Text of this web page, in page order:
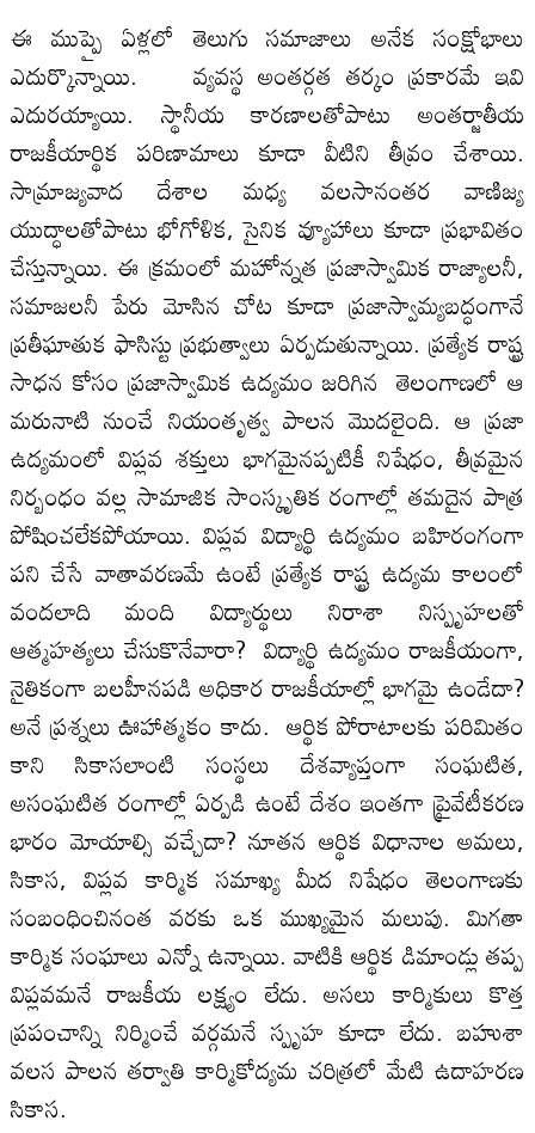
ఈ ముప్పై ఏళ్లలో తెలుగు సమాజాలు అనేక సంక్షోభాలు
ఎదుర్కొన్నాయి. వ్యవస్థ అంతర్గత తర్కం ప్రకారమే ఇవి
ఎదురయ్యాయి. స్థానీయ కారణాలతోపాటు అంతర్జాతీయ
రాజకీయార్థిక పరిణామాలు కూడా వీటిని తీవ్రం చేశాయి.
సామ్రాజ్యవాద దేశాల మధ్య వలసానంతర వాణిజ్య
యుద్ధాలతోపాటు భోగోళిక, సైనిక వ్యూహాలు కూడా ప్రభావితం
చేస్తున్నాయి. ఈ క్రమంలో మహోన్నత ప్రజాస్వామిక రాజ్యాలనీ,
సమాజలనీ పేరు మోసిన చోట కూడా ప్రజాస్వామ్యబద్ధంగానే
ప్రతీఘాతుక ఫాసిస్టు ప్రభుత్వాలు ఏర్పడుతున్నాయి. ప్రత్యేక రాష్ట్ర
సాధన కోసం ప్రజాస్వామిక ఉద్యమం జరిగిన తెలంగాణలో ఆ
మరునాటి నుంచే నియంతృత్వ పాలన మొదలైంది. ఆ ప్రజా
ఉద్యమంలో విప్లవ శక్తులు భాగమైనప్పటికీ నిషేధం, తీవ్రమైన
నిర్బంధం వల్ల సామాజిక సాంస్కృతిక రంగాల్లో తమదైన పాత్ర
పోషించలేకపోయాయి. విప్లవ విద్యార్థి ఉద్యమం బహిరంగంగా
పని చేసే వాతావరణమే ఉంటే ప్రత్యేక రాష్ట్ర ఉద్యమ కాలంలో
వందలాది మంది విద్యార్థులు నిరాశా నిస్పృహలతో
ఆత్మహత్యలు చేసుకొనేవారా? విద్యార్థి ఉద్యమం రాజకీయంగా,
నైతికంగా బలహీనపడి అధికార రాజకీయాల్లో భాగమై ఉండేదా?
అనే ప్రశ్నలు ఊహాత్మకం కాదు. ఆర్థిక పోరాటాలకు పరిమితం
కాని సికాసలాంటి సంస్థలు దేశవ్యాప్తంగా సంఘటిత,
అసంఘటిత రంగాల్లో ఏర్పడి ఉంటే దేశం ఇంతగా ప్రైవేటీకరణ
భారం మోయాల్సి వచ్చేదా? నూతన ఆర్థిక విధానాల అమలు,
సికాస, విప్లవ కార్మిక సమాఖ్య మీద నిషేధం తెలంగాణకు
సంబంధించినంత వరకు ఒక ముఖ్యమైన మలుపు. మిగతా
కార్మిక సంఘాలు ఎన్నో ఉన్నాయి. వాటికి ఆర్థిక డిమాండ్లు తప్ప
విప్లవమనే రాజకీయ లక్ష్యం లేదు. అసలు కార్మికులు కొత్త
ప్రపంచాన్ని నిర్మించే వర్గమనే స్పృహ కూడా లేదు. బహుశా
వలస పాలన తర్వాతి కార్మికోద్యమ చరిత్రలో మేటి ఉదాహరణ
సికాస.